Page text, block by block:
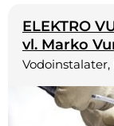
ELEKTRO
vl. Marko